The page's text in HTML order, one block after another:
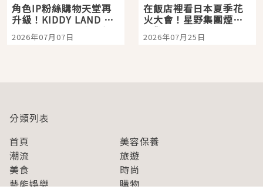
角色IP粉絲購物天堂再
升級！KIDDY LAND 原
宿店吉伊卡哇迎客，新
開幕 OMOKADO 店3分
2026年07月07日
在飯店裡看日本夏季花
火大會！星野集團煙火
景觀飯店6選，讓你不用
人擠人悠閒欣賞
2026年07月25日
分類列表
首頁
美容保養
潮流
旅遊
美食
時尚
藝能娛樂
購物